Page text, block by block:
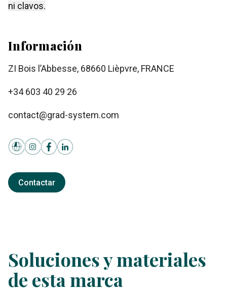
ni clavos.
Información
ZI Bois l’Abbesse, 68660 Lièpvre, FRANCE
+34 603 40 29 26
contact@grad-system.com
Contactar
Soluciones y materiales
de esta marca